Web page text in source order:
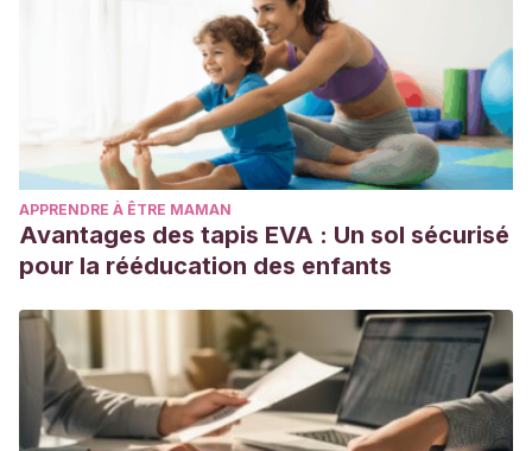
APPRENDRE À ÊTRE MAMAN
Avantages des tapis EVA : Un sol sécurisé
pour la rééducation des enfants